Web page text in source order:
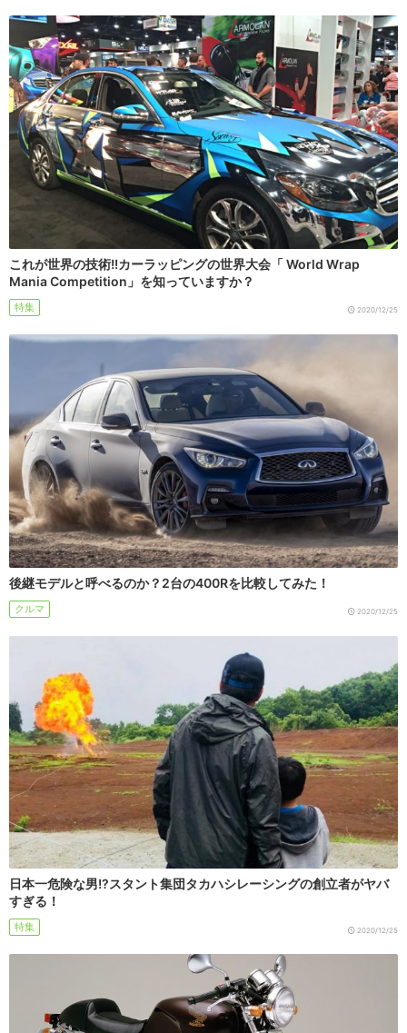
これが世界の技術!!カーラッピングの世界大会「 World Wrap
Mania Competition」を知っていますか？
特集 2020/12/25
後継モデルと呼べるのか？2台の400Rを比較してみた！
クルマ 2020/12/25
日本一危険な男!?スタント集団タカハシレーシングの創立者がヤバ
すぎる！
特集 2020/12/25